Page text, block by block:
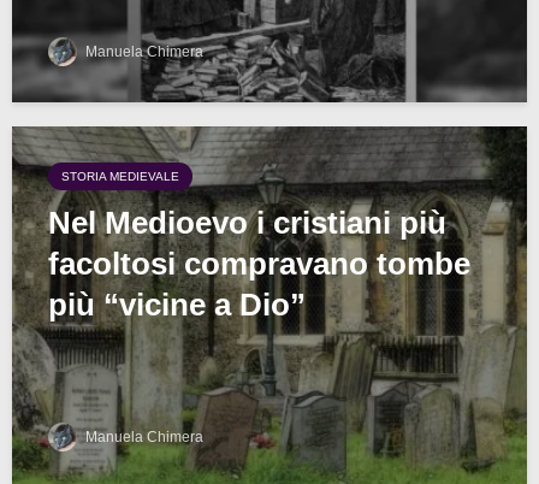
Manuela Chimera
STORIA MEDIEVALE
Nel Medioevo i cristiani più
facoltosi compravano tombe
più “vicine a Dio”
Manuela Chimera